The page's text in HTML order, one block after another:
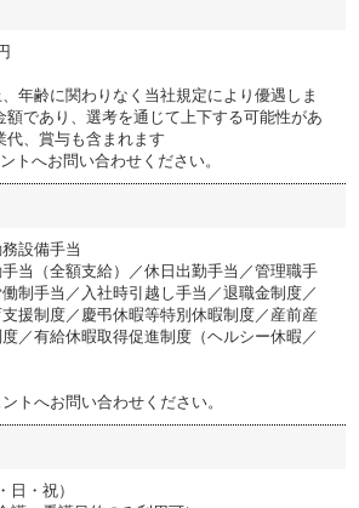
年齢に関わりなく当社規定により優遇しま
であり、選考を通じて上下する可能性があ
、賞与も含まれます
トへお問い合わせください。
設備手当
当（全額支給）／休日出勤手当／管理職手
制手当／入社時引越し手当／退職金制度／
援制度／慶弔休暇等特別休暇制度／産前産
／有給休暇取得促進制度（ヘルシー休暇／
トへお問い合わせください。
日・祝）